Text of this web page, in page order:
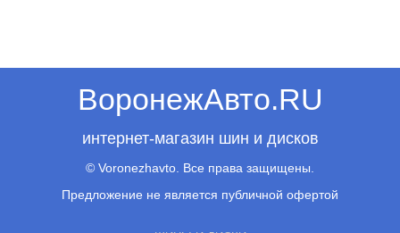
ВоронежАвто.RU
интернет-магазин шин и дисков
© Voronezhavto. Все права защищены.
Предложение не является публичной офертой